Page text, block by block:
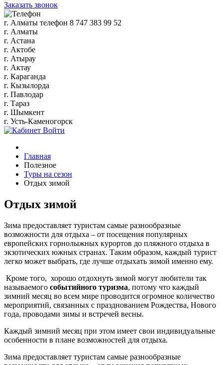
Заказать звонок
г. Алматы телефон 8 747 383 99 52
г. Алматы
г. Астана
г. Актобе
г. Атырау
г. Актау
г. Караганда
г. Кызылорда
г. Павлодар
г. Тараз
г. Шымкент
г. Усть-Каменогорск
Войти
Главная
Полезное
Туры на сезон
Отдых зимой
Отдых зимой
Зима предоставляет туристам самые разнообразные
возможности для отдыха – от посещения популярных
европейских горнолыжных курортов до пляжного отдыха в
экзотических южных странах. Таким образом, каждый турист
легко может выбрать, где лучше отдыхать зимой именно ему.
Кроме того, хорошо отдохнуть зимой могут любители так
называемого событийного туризма, потому что каждый
зимний месяц во всем мире проводится огромное количество
мероприятий, связанных с празднованием Рождества, Нового
года, проводами зимы и встречей весны.
Каждый зимний месяц при этом имеет свои индивидуальные
особенности в плане возможностей для отдыха.
Зима предоставляет туристам самые разнообразные